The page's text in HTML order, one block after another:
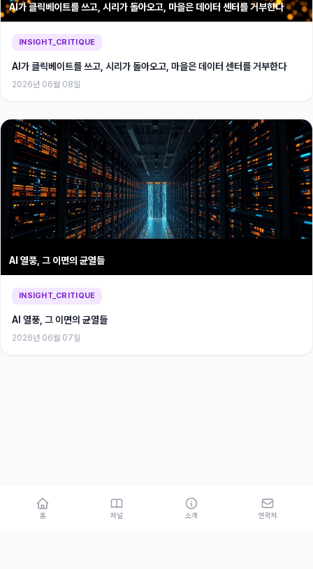
AI가 클릭베이트를 쓰고, 시리가 돌아오고, 마을은 데이터 센터를 거부한다
INSIGHT_CRITIQUE
AI가 클릭베이트를 쓰고, 시리가 돌아오고, 마을은 데이터 센터를 거부한다
2026년 06월 08일
AI 열풍, 그 이면의 균열들
INSIGHT_CRITIQUE
AI 열풍, 그 이면의 균열들
2026년 06월 07일
홈 저널 소개 연락처